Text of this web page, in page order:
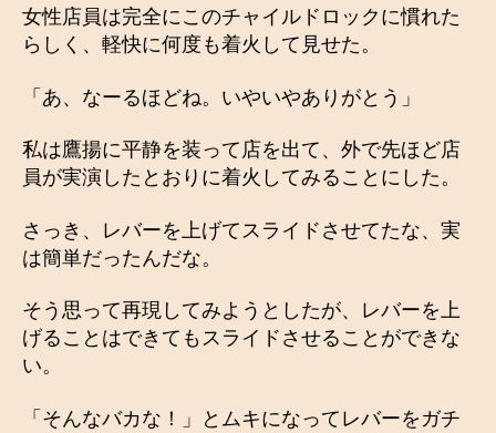
女性店員は完全にこのチャイルドロックに慣れた
らしく、軽快に何度も着火して見せた。
「あ、なーるほどね。いやいやありがとう」
私は鷹揚に平静を装って店を出て、外で先ほど店
員が実演したとおりに着火してみることにした。
さっき、レバーを上げてスライドさせてたな、実
は簡単だったんだな。
そう思って再現してみようとしたが、レバーを上
げることはできてもスライドさせることができな
い。
「そんなバカな！」とムキになってレバーをガチ